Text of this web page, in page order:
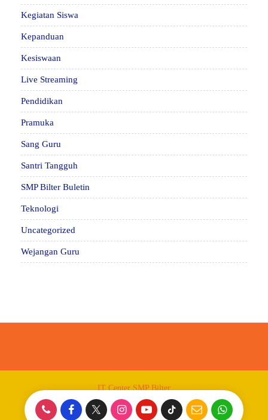
Kegiatan Siswa
Kepanduan
Kesiswaan
Live Streaming
Pendidikan
Pramuka
Sang Guru
Santri Tangguh
SMP Bilter Buletin
Teknologi
Uncategorized
Wejangan Guru
IT Center SMP Bilter